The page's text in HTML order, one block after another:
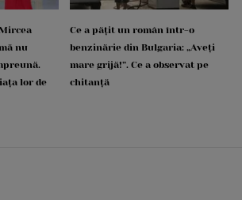
nu
lor de
Ce a pățit un român într-o
benzinărie din Bulgaria: „Aveți
mare grijă!”. Ce a observat pe
chitanță